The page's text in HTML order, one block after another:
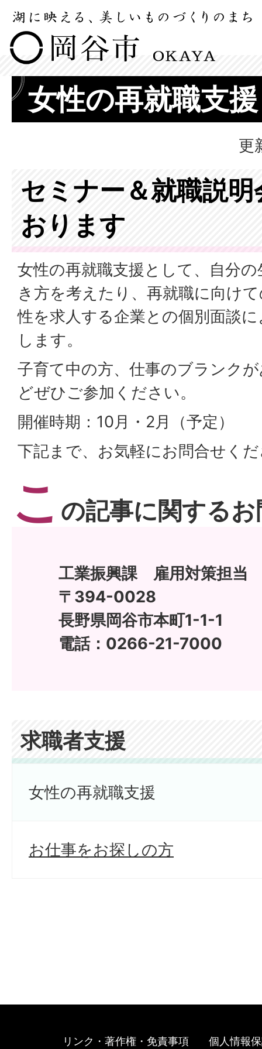
女性の再就職支援
更
セミナー＆就職説
おります
女性の再就職支援として、自分
き方を考えたり、再就職に向け
性を求人する企業との個別面談
します。
子育て中の方、仕事のブランク
どぜひご参加ください。
開催時期：10月・2月（予定）
下記まで、お気軽にお問合せく
こ の記事に関する
工業振興課 雇用対策担当
〒394-0028
長野県岡谷市本町1-1-1
電話：0266-21-7000
求職者支援
女性の再就職支援
お仕事をお探しの方
リンク・著作権・免責事項 個人情報